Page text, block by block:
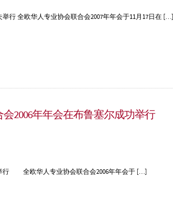
行 全欧华人专业协会联合会2007年年会于11月17日在 […]
2006年年会在布鲁塞尔成功举行
行 全欧华人专业协会联合会2006年年会于 […]